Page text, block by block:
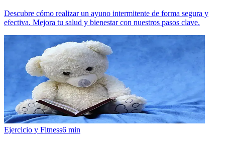
Descubre cómo realizar un ayuno intermitente de forma segura y
efectiva. Mejora tu salud y bienestar con nuestros pasos clave.
Ejercicio y Fitness6 min